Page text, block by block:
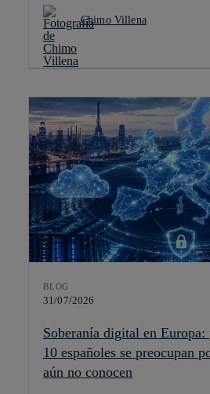
Chimo Villena
BLOG
31/07/2026
Soberanía digital en Europa:
10 españoles se preocupan
aún no conocen